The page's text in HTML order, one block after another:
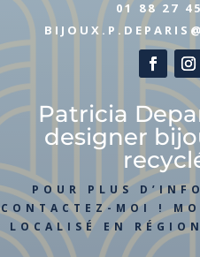
01 88 27
Patricia
designer
POUR PLUS
CONTACTEZ-MOI !
LOCALISÉ EN